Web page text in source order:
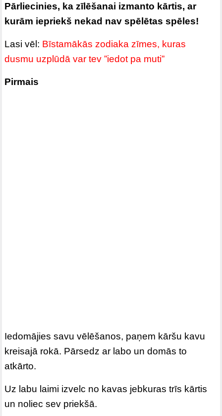
Pārliecinies, ka zīlēšanai izmanto kārtis, ar
kurām iepriekš nekad nav spēlētas spēles!
Lasi vēl: Bīstamākās zodiaka zīmes, kuras
dusmu uzplūdā var tev ”iedot pa muti”
Pirmais
Iedomājies savu vēlēšanos, paņem kāršu kavu
kreisajā rokā. Pārsedz ar labo un domās to
atkārto.
Uz labu laimi izvelc no kavas jebkuras trīs kārtis
un noliec sev priekšā.